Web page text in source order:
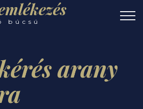
búcsú
arany